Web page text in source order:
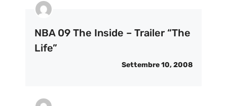
NBA 09 The Inside – Trailer “The
Life”
Settembre 10, 2008